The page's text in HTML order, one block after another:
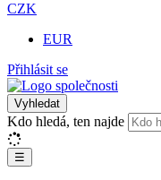
CZK
EUR
Přihlásit se
Vyhledat
Kdo hledá, ten najde
☰